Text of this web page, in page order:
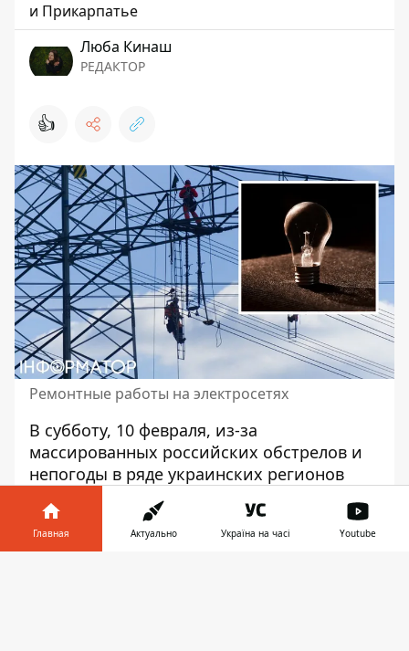
и Прикарпатье
Люба Кинаш
РЕДАКТОР
👍
Ремонтные работы на электросетях
В субботу, 10 февраля, из-за
массированных российских обстрелов и
непогоды в ряде украинских регионов
отсутствует электроэнергия
ситуация в городе Харьков, где из-за
российской атаки без света остались
Главная Актуально Україна на часі Youtube